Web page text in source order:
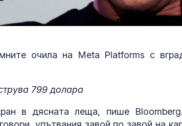
очила на Meta Platforms с
799 долара
в дясната леща, пише